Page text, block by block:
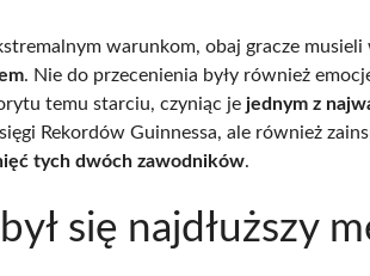
warunkom, obaj gracze musieli
. Nie do przecenienia były również
temu starciu, czyniąc je jednym z
Rekordów Guinnessa, ale również
tych dwóch zawodników.
się najdłuższy